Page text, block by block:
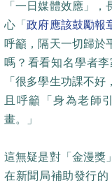
「一日媒體效應」
心「政府應該鼓勵報
呼籲，隔天一切歸於
嗎？看看知名學者
「很多學生功課不
且呼籲「身為老師
畫。」
這無疑是對「金漫獎
在新聞局補助發行